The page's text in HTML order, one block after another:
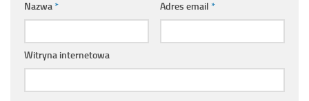
Nazwa* Adres email *
Witryna internetowa